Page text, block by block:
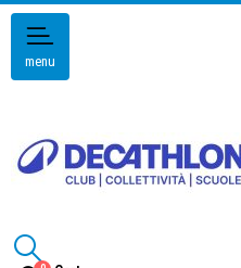
menu